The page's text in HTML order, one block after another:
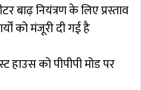
बाढ़ नियंत्रण के लिए प्रस्ताव
को मंजूरी दी गई है
हाउस को पीपीपी मोड पर